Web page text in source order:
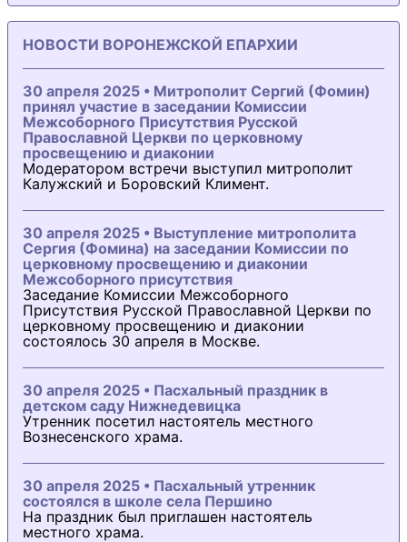
НОВОСТИ ВОРОНЕЖСКОЙ ЕПАРХИИ
30 апреля 2025 • Митрополит Сергий (Фомин)
принял участие в заседании Комиссии
Межсоборного Присутствия Русской
Православной Церкви по церковному
просвещению и диаконии
Модератором встречи выступил митрополит
Калужский и Боровский Климент.
30 апреля 2025 • Выступление митрополита
Сергия (Фомина) на заседании Комиссии по
церковному просвещению и диаконии
Межсоборного присутствия
Заседание Комиссии Межсоборного
Присутствия Русской Православной Церкви по
церковному просвещению и диаконии
состоялось 30 апреля в Москве.
30 апреля 2025 • Пасхальный праздник в
детском саду Нижнедевицка
Утренник посетил настоятель местного
Вознесенского храма.
30 апреля 2025 • Пасхальный утренник
состоялся в школе села Першино
На праздник был приглашен настоятель
местного храма.